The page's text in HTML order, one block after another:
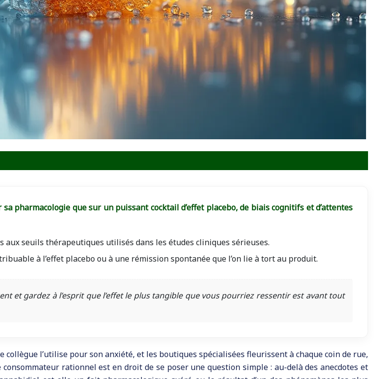
pharmacologie que sur un puissant cocktail d’effet placebo, de biais cognitifs et d’attentes
aux seuils thérapeutiques utilisés dans les études cliniques sérieuses.
à l’effet placebo ou à une rémission spontanée que l’on lie à tort au produit.
et gardez à l’esprit que l’effet le plus tangible que vous pourriez ressentir est avant tout
l’utilise pour son anxiété, et les boutiques spécialisées fleurissent à chaque coin de rue,
rationnel est en droit de se poser une question simple : au-delà des anecdotes et